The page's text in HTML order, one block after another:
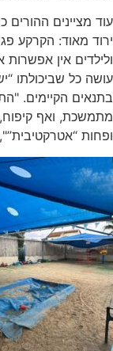
עוד מציינים
ירוד מאוד: הקרקע
ולילדים אין
עושה כל שביכולתו
בתנאים הקיימים.
מתמשכת, ואף
ופחות